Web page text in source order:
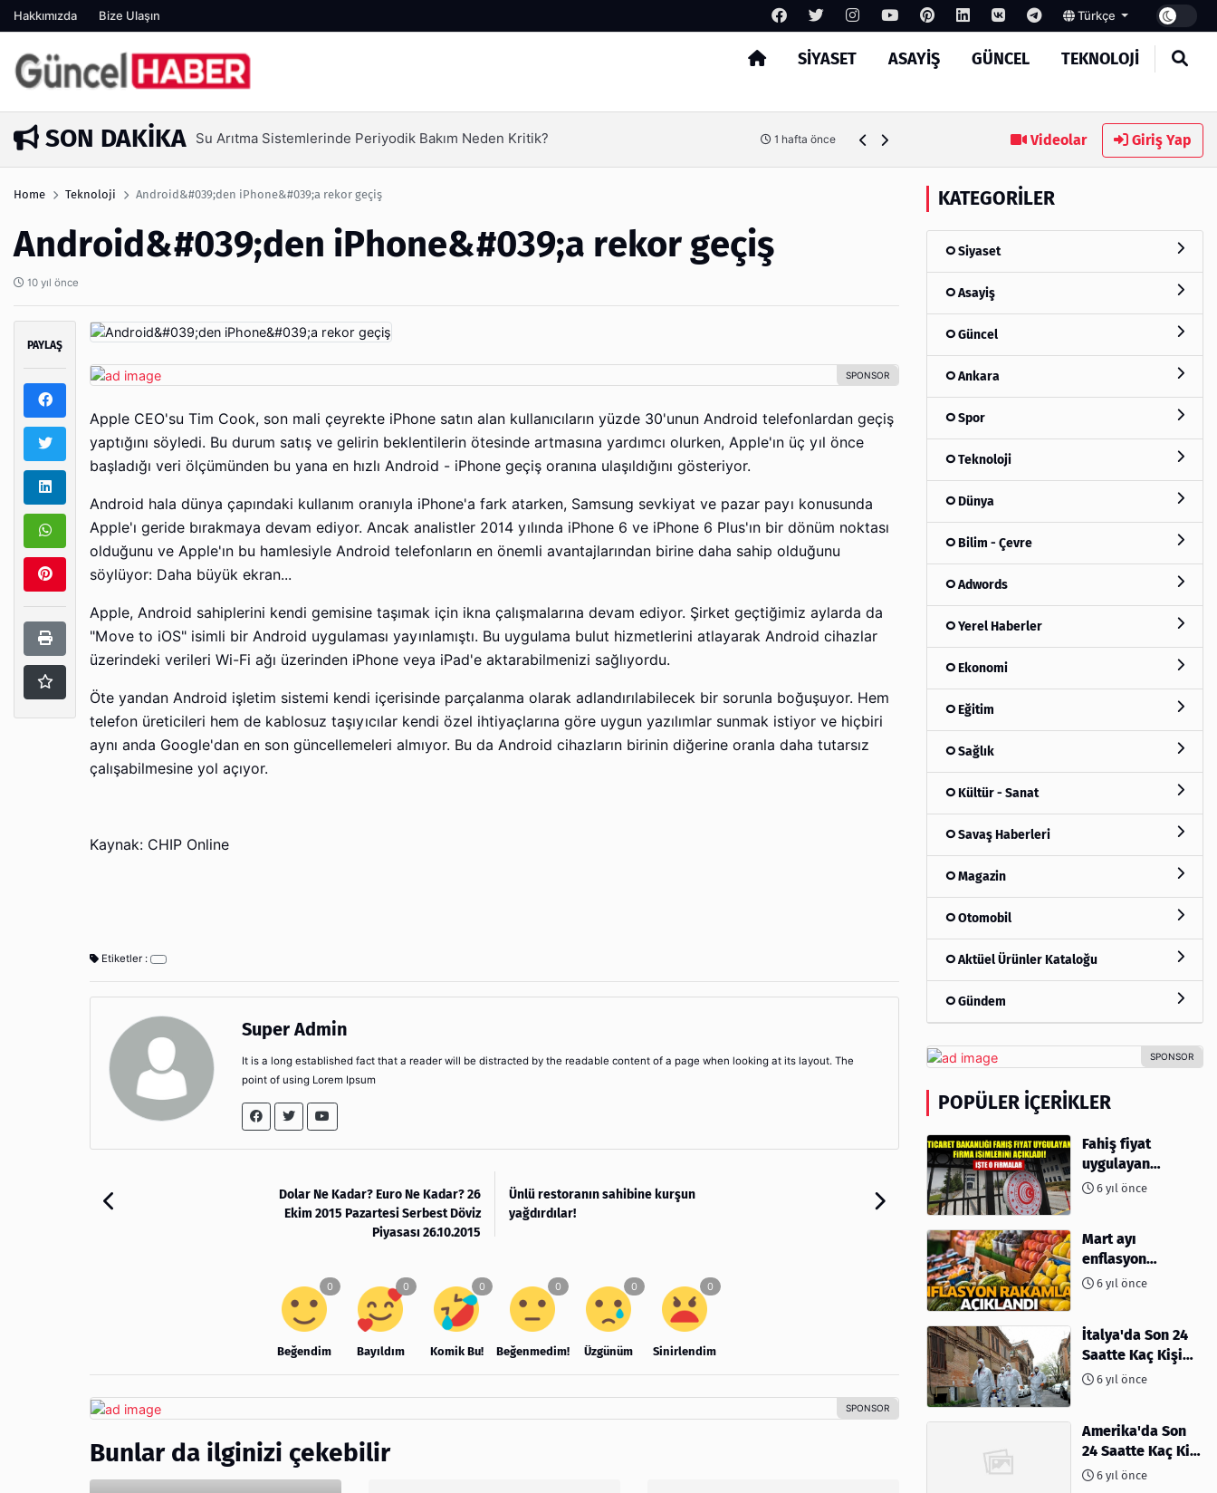
Hakkımızda Bize Ulaşın Türkçe
SIYASET ASAYIŞ GÜNCEL TEKNOLOJI
Arama
SON DAKIKA
4 gün önce Su Arıtma Sistemlerinde Periyodik Bakım Neden Kritik? 1 hafta önce Ambalaj Süreçlerinde Yeni Nesil Verimliliği Olimpack ile
Videolar Giriş Yap
Home Teknoloji Android&#039;den iPhone&#039;a rekor geçiş
Android&#039;den iPhone&#039;a rekor geçiş
10 yıl önce
PAYLAŞ
Apple CEO'su Tim Cook, son mali çeyrekte iPhone satın alan kullanıcıların yüzde 30'unun Android telefonlardan geçiş
yaptığını söyledi. Bu durum satış ve gelirin beklentilerin ötesinde artmasına yardımcı olurken, Apple'ın üç yıl önce
başladığı veri ölçümünden bu yana en hızlı Android - iPhone geçiş oranına ulaşıldığını gösteriyor.
Android hala dünya çapındaki kullanım oranıyla iPhone'a fark atarken, Samsung sevkiyat ve pazar payı konusunda
Apple'ı geride bırakmaya devam ediyor. Ancak analistler 2014 yılında iPhone 6 ve iPhone 6 Plus'ın bir dönüm noktası
olduğunu ve Apple'ın bu hamlesiyle Android telefonların en önemli avantajlarından birine daha sahip olduğunu
söylüyor: Daha büyük ekran...
Apple, Android sahiplerini kendi gemisine taşımak için ikna çalışmalarına devam ediyor. Şirket geçtiğimiz aylarda da
"Move to iOS" isimli bir Android uygulaması yayınlamıştı. Bu uygulama bulut hizmetlerini atlayarak Android cihazlar
üzerindeki verileri Wi-Fi ağı üzerinden iPhone veya iPad'e aktarabilmenizi sağlıyordu.
Öte yandan Android işletim sistemi kendi içerisinde parçalanma olarak adlandırılabilecek bir sorunla boğuşuyor. Hem
telefon üreticileri hem de kablosuz taşıyıcılar kendi özel ihtiyaçlarına göre uygun yazılımlar sunmak istiyor ve hiçbiri
aynı anda Google'dan en son güncellemeleri almıyor. Bu da Android cihazların birinin diğerine oranla daha tutarsız
çalışabilmesine yol açıyor.
Kaynak: CHIP Online
Etiketler :
Super Admin
It is a long established fact that a reader will be distracted by the readable content of a page when looking at its layout. The
point of using Lorem Ipsum
Dolar Ne Kadar? Euro Ne Kadar? 26
Ekim 2015 Pazartesi Serbest Döviz
Piyasası 26.10.2015
Ünlü restoranın sahibine kurşun
yağdırdılar!
Beğendim Bayıldım Komik Bu! Beğenmedim! Üzgünüm Sinirlendim
Bunlar da ilginizi çekebilir
KATEGORILER
Siyaset
Asayiş
Güncel
Ankara
Spor
Teknoloji
Dünya
Bilim - Çevre
Adwords
Yerel Haberler
Ekonomi
Eğitim
Sağlık
Kültür - Sanat
Savaş Haberleri
Magazin
Otomobil
Aktüel Ürünler Kataloğu
Gündem
POPÜLER İÇERIKLER
Fahiş fiyat
uygulayan
firmalar açıklandı
6 yıl önce
Mart ayı
enflasyon
rakamları
6 yıl önce
İtalya'da Son 24
Saatte Kaç Kişi
Öldü6 yıl önce
Amerika'da Son
24 Saatte Kaç Kişi
Öldü - 06 Nisan
6 yıl önce